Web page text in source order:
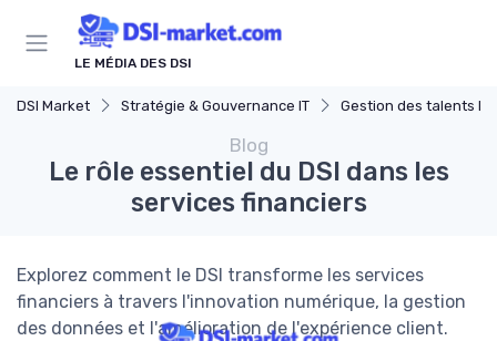
LE MÉDIA DES DSI
DSI Market Stratégie & Gouvernance IT Gestion des talents IT
Blog
Le rôle essentiel du DSI dans les
services financiers
Explorez comment le DSI transforme les services
financiers à travers l'innovation numérique, la gestion
des données et l'amélioration de l'expérience client.
Panneau de gestion des cookies